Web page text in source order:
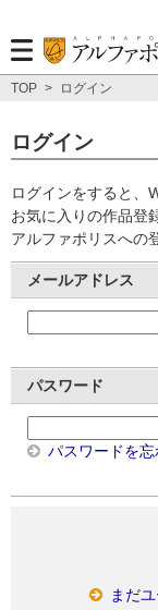
TOP > ログイン
ログイン
ログインをすると、
お気に入りの作品登
アルファポリスへの
メールアドレス
パスワード
パスワードを
まだ